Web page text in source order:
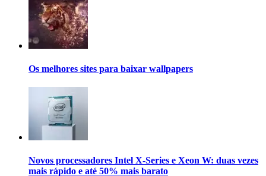
Os melhores sites para baixar wallpapers
Novos processadores Intel X-Series e Xeon W: duas vezes
mais rápido e até 50% mais barato